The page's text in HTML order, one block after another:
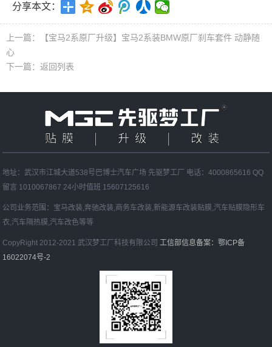
分享本文：
上一篇：
【宝马2系原厂升级】宝马2系装BMW原厂刹车套件 动静随
心
下一篇： 返回列表
地址：武汉市江城大道538号巴博士汽车广场 先驱梦工厂 电话：4000865616 QQ
留言 1010067867 24小时值班 15607125616
公司业务范围：宝马改装,奔驰改装,商务车改装,新能源车改装贴膜,汽车贴膜隐形车
衣,汽车隔热膜,汽车改色等等
CopyRight 2012-2021 武汉梦工厂科技有限公司 工信部信息备案：鄂ICP备
16022074号-2